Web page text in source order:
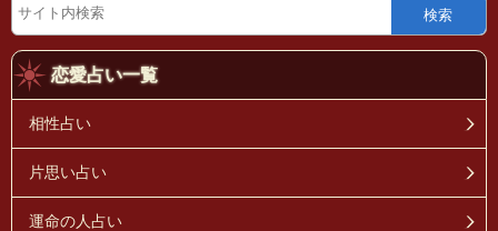
検索
恋愛占い一覧
相性占い
片思い占い
運命の人占い